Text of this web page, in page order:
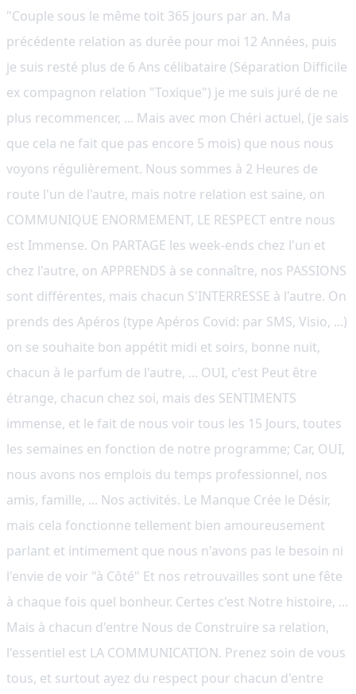
"Couple sous le même toit 365 jours par an. Ma
précédente relation as durée pour moi 12 Années, puis
je suis resté plus de 6 Ans célibataire (Séparation Difficile
ex compagnon relation "Toxique") je me suis juré de ne
plus recommencer, ... Mais avec mon Chéri actuel, (je sais
que cela ne fait que pas encore 5 mois) que nous nous
voyons régulièrement. Nous sommes à 2 Heures de
route l'un de l'autre, mais notre relation est saine, on
COMMUNIQUE ENORMEMENT, LE RESPECT entre nous
est Immense. On PARTAGE les week-ends chez l'un et
chez l'autre, on APPRENDS à se connaître, nos PASSIONS
sont différentes, mais chacun S'INTERRESSE à l'autre. On
prends des Apéros (type Apéros Covid: par SMS, Visio, ...)
on se souhaite bon appétit midi et soirs, bonne nuit,
chacun à le parfum de l'autre, ... OUI, c'est Peut être
étrange, chacun chez soi, mais des SENTIMENTS
immense, et le fait de nous voir tous les 15 Jours, toutes
les semaines en fonction de notre programme; Car, OUI,
nous avons nos emplois du temps professionnel, nos
amis, famille, ... Nos activités. Le Manque Crée le Désir,
mais cela fonctionne tellement bien amoureusement
parlant et intimement que nous n'avons pas le besoin ni
l'envie de voir "à Côté" Et nos retrouvailles sont une fête
à chaque fois quel bonheur. Certes c'est Notre histoire, ...
Mais à chacun d'entre Nous de Construire sa relation,
l'essentiel est LA COMMUNICATION. Prenez soin de vous
tous, et surtout ayez du respect pour chacun d'entre